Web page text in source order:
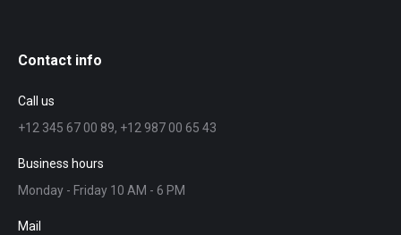
Contact info
Call us
+12 345 67 00 89, +12 987 00 65 43
Business hours
Monday - Friday 10 AM - 6 PM
Mail